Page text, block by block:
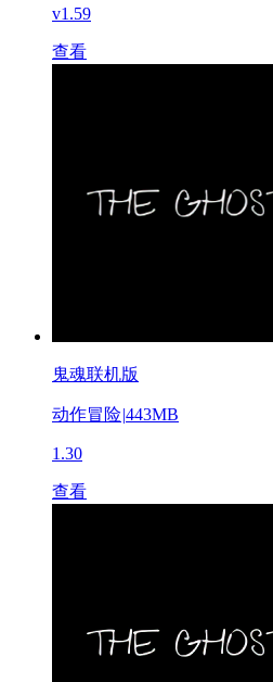
v1.59
查看
鬼魂联机版
动作冒险|443MB
1.30
查看